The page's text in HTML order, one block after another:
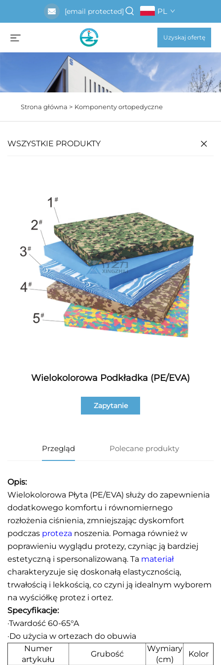
[email protected] PL
Uzyskaj ofertę
Strona główna > Komponenty ortopedyczne
WSZYSTKIE PRODUKTY
Wielokolorowa Podkładka (PE/EVA)
Zapytanie
Przegląd Polecane produkty
Opis:
Wielokolorowa Płyta (PE/EVA) służy do zapewnienia
dodatkowego komfortu i równomiernego
rozłożenia ciśnienia, zmniejszając dyskomfort
podczas proteza noszenia. Pomaga również w
poprawieniu wyglądu protezy, czyniąc ją bardziej
estetyczną i spersonalizowaną. Ta materiał
charakteryzuje się doskonałą elastycznością,
trwałością i lekkością, co czyni ją idealnym wyborem
na wyściółkę protez i ortez.
Specyfikacje:
·Twardość 60-65°A
·Do użycia w ortezach do obuwia
Numer
artykułu
Grubość
Wymiary
(cm)
Kolor